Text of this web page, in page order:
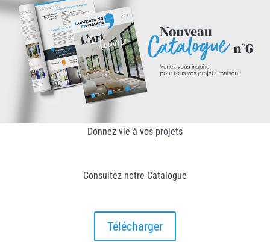
Donnez vie à vos projets
Consultez notre Catalogue
Télécharger